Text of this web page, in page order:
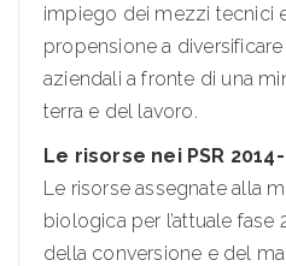
impiego dei mezzi tecnici
propensione a
aziendali a fronte di una
terra e del lavoro.
Le risorse nei PSR
Le risorse assegnate alla
biologica per l’attuale fase
della conversione e del